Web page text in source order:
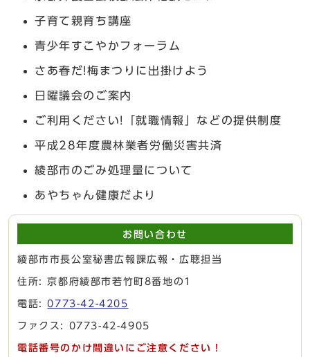
子育て親育ち講座
青少年すこやかフォーラム
さあ春だ!梅まつりに出掛けよう
日曜議会のご案内
ご利用ください!「就職情報」などの提供制度
平成28年度農林業者労働災害共済
綾部市のごみ処理量について
あやちゃん健康だより
お問い合わせ
綾部市市長公室秘書広報課広報・広聴担当
住所: 京都府綾部市若竹町8番地の1
電話:0773-42-4205
ファクス: 0773-42-4905
電話番号のかけ間違いにご注意ください！